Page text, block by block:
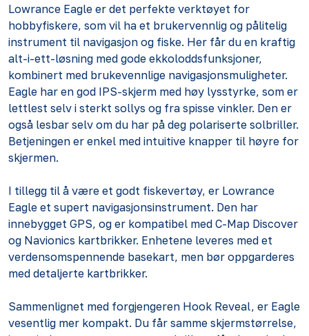
Lowrance Eagle er det perfekte verktøyet for
hobbyfiskere, som vil ha et brukervennlig og pålitelig
instrument til navigasjon og fiske. Her får du en kraftig
alt-i-ett-løsning med gode ekkoloddsfunksjoner,
kombinert med brukevennlige navigasjonsmuligheter.
Eagle har en god IPS-skjerm med høy lysstyrke, som er
lettlest selv i sterkt sollys og fra spisse vinkler. Den er
også lesbar selv om du har på deg polariserte solbriller.
Betjeningen er enkel med intuitive knapper til høyre for
skjermen.
I tillegg til å være et godt fiskevertøy, er Lowrance
Eagle et supert navigasjonsinstrument. Den har
innebygget GPS, og er kompatibel med C-Map Discover
og Navionics kartbrikker. Enhetene leveres med et
verdensomspennende basekart, men bør oppgarderes
med detaljerte kartbrikker.
Sammenlignet med forgjengeren Hook Reveal, er Eagle
vesentlig mer kompakt. Du får samme skjermstørrelse,